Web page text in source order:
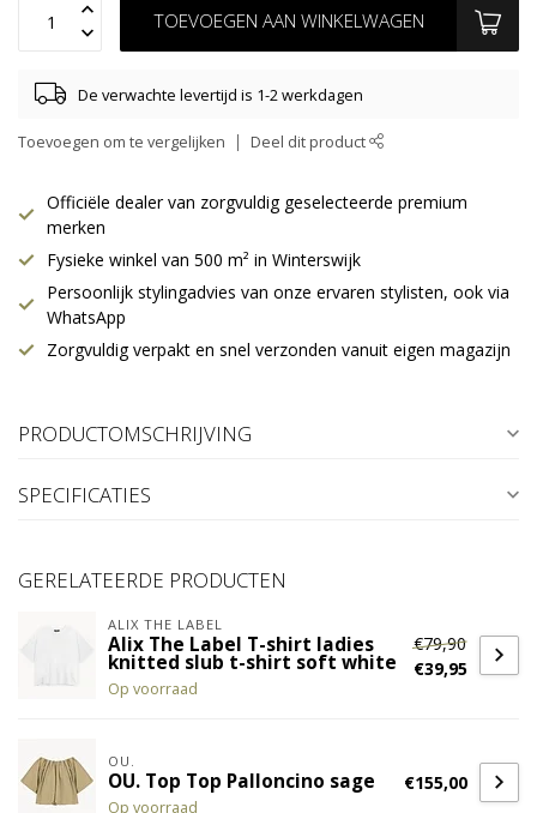
TOEVOEGEN AAN WINKELWAGEN
De verwachte levertijd is 1-2 werkdagen
Toevoegen om te vergelijken Deel dit product
Officiële dealer van zorgvuldig geselecteerde premium
merken
Fysieke winkel van 500 m² in Winterswijk
Persoonlijk stylingadvies van onze ervaren stylisten, ook via
WhatsApp
Zorgvuldig verpakt en snel verzonden vanuit eigen magazijn
PRODUCTOMSCHRIJVING
SPECIFICATIES
GERELATEERDE PRODUCTEN
ALIX THE LABEL
Alix The Label T-shirt ladies
knitted slub t-shirt soft white
Op voorraad
€79,90
€39,95
OU.
OU. Top Top Palloncino sage
Op voorraad
€155,00